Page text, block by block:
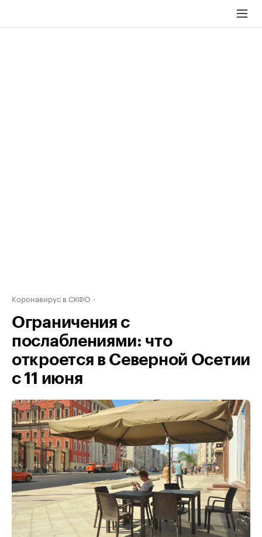
Коронавирус в СКФО
Ограничения с
послаблениями: что
откроется в Северной Осетии
с 11 июня